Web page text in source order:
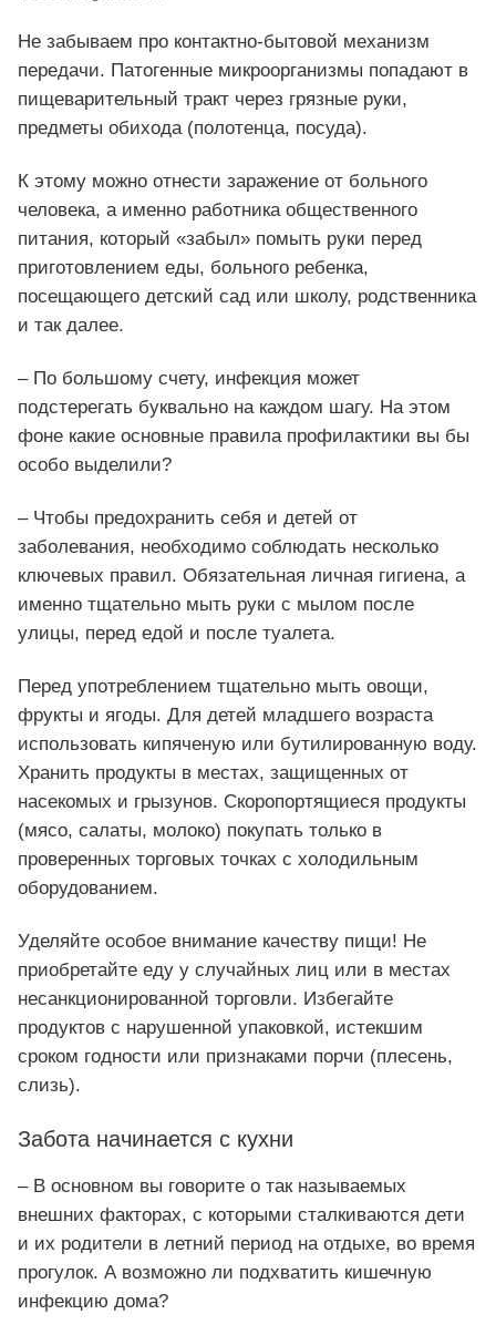
Не забываем про контактно-бытовой механизм
передачи. Патогенные микроорганизмы попадают в
пищеварительный тракт через грязные руки,
предметы обихода (полотенца, посуда).
К этому можно отнести заражение от больного
человека, а именно работника общественного
питания, который «забыл» помыть руки перед
приготовлением еды, больного ребенка,
посещающего детский сад или школу, родственника
и так далее.
– По большому счету, инфекция может
подстерегать буквально на каждом шагу. На этом
фоне какие основные правила профилактики вы бы
особо выделили?
– Чтобы предохранить себя и детей от
заболевания, необходимо соблюдать несколько
ключевых правил. Обязательная личная гигиена, а
именно тщательно мыть руки с мылом после
улицы, перед едой и после туалета.
Перед употреблением тщательно мыть овощи,
фрукты и ягоды. Для детей младшего возраста
использовать кипяченую или бутилированную воду.
Хранить продукты в местах, защищенных от
насекомых и грызунов. Скоропортящиеся продукты
(мясо, салаты, молоко) покупать только в
проверенных торговых точках с холодильным
оборудованием.
Уделяйте особое внимание качеству пищи! Не
приобретайте еду у случайных лиц или в местах
несанкционированной торговли. Избегайте
продуктов с нарушенной упаковкой, истекшим
сроком годности или признаками порчи (плесень,
слизь).
Забота начинается с кухни
– В основном вы говорите о так называемых
внешних факторах, с которыми сталкиваются дети
и их родители в летний период на отдыхе, во время
прогулок. А возможно ли подхватить кишечную
инфекцию дома?